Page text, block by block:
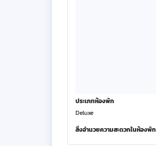
ประเภทห้องพัก
Deluxe
สิ่งอำนวยความสะดวกในห้องพัก